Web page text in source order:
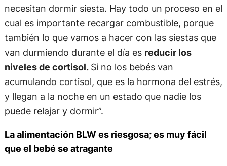
necesitan dormir siesta. Hay todo un proceso en el
cual es importante recargar combustible, porque
también lo que vamos a hacer con las siestas que
van durmiendo durante el día es reducir los
niveles de cortisol. Si no los bebés van
acumulando cortisol, que es la hormona del estrés,
y llegan a la noche en un estado que nadie los
puede relajar y dormir”.
La alimentación BLW es riesgosa; es muy fácil
que el bebé se atragante